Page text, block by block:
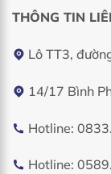
THÔNG TIN
Lô TT3,
14/17 Bình
Hotline:
Hotline: